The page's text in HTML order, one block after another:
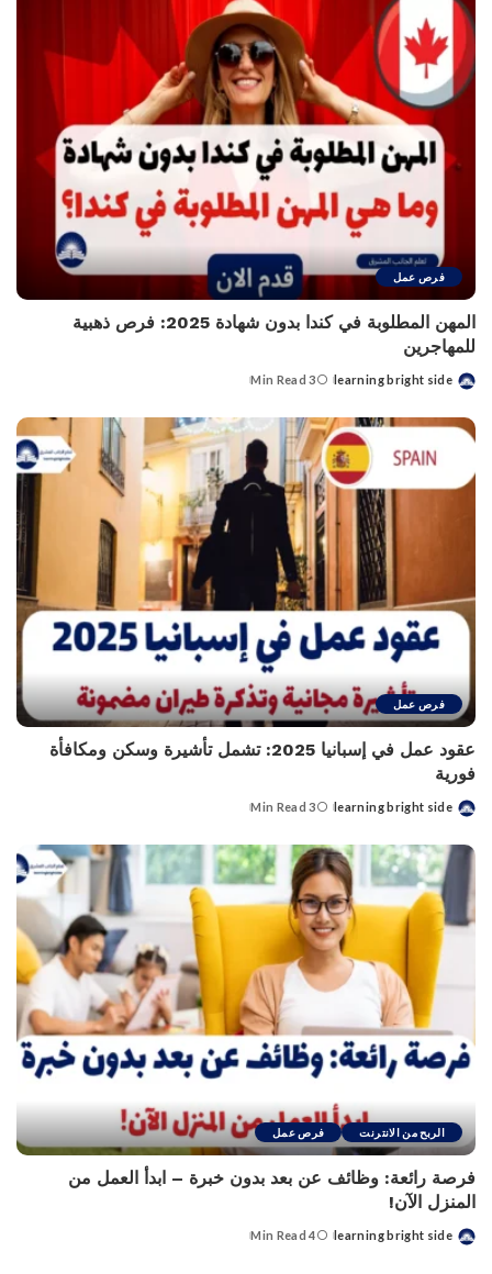
فرص عمل
المهن المطلوبة في كندا بدون شهادة 2025: فرص ذهبية
للمهاجرين
Posted
learning bright side
3 Min Read
فرص عمل
عقود عمل في إسبانيا 2025: تشمل تأشيرة وسكن ومكافأة
فورية
Posted
learning bright side
3 Min Read
الربح من الانترنت فرص عمل
فرصة رائعة: وظائف عن بعد بدون خبرة – ابدأ العمل من
المنزل الآن!
Posted
learning bright side
4 Min Read